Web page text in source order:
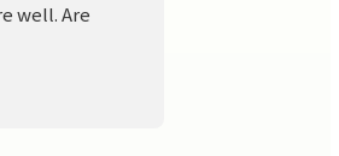
well. Are